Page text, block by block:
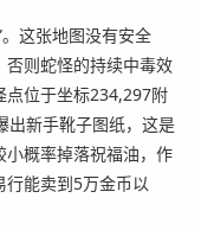
这张地图没有安全
则蛇怪的持续中毒效
点位于坐标234,297附
出新手靴子图纸，这是
概率掉落祝福油，作
能卖到5万金币以